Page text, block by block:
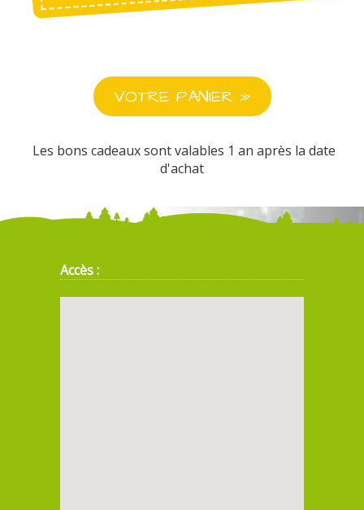
Les bons cadeaux sont valables 1 an après la date
d'achat
Accès :